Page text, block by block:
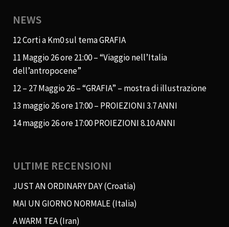
NEWS
12 Corti a Km0 sul tema GRAFIA
11 Maggio 26 ore 21:00 – “Viaggio nell’Italia
dell’antropocene”
12 – 27 Maggio 26 – “GRAFIA” – mostra di illustrazione
13 maggio 26 ore 17:00 – PROIEZIONI 3.7 ANNI
14 maggio 26 ore 17:00 PROIEZIONI 8.10 ANNI
ULTIME RECENSIONI
JUST AN ORDINARY DAY (Croatia)
MAI UN GIORNO NORMALE (Italia)
A WARM TEA (Iran)